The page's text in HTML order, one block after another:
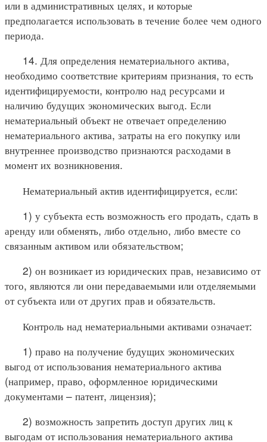
или в административных целях, и которые
предполагается использовать в течение более чем одного
периода.
14. Для определения нематериального актива,
необходимо соответствие критериям признания, то есть
идентифицируемости, контролю над ресурсами и
наличию будущих экономических выгод. Если
нематериальный объект не отвечает определению
нематериального актива, затраты на его покупку или
внутреннее производство признаются расходами в
момент их возникновения.
Нематериальный актив идентифицируется, если:
1) у субъекта есть возможность его продать, сдать в
аренду или обменять, либо отдельно, либо вместе со
связанным активом или обязательством;
2) он возникает из юридических прав, независимо от
того, являются ли они передаваемыми или отделяемыми
от субъекта или от других прав и обязательств.
Контроль над нематериальными активами означает:
1) право на получение будущих экономических
выгод от использования нематериального актива
(например, право, оформленное юридическими
документами – патент, лицензия);
2) возможность запретить доступ других лиц к
выгодам от использования нематериального актива